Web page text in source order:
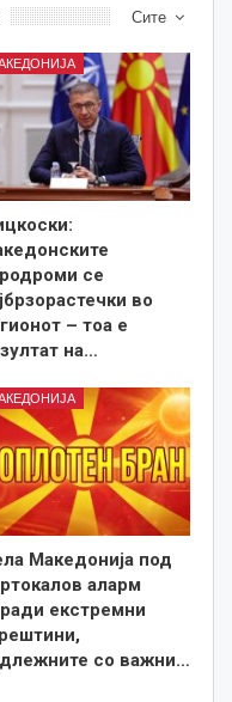
Сите
се
во
– тоа е
на…
Македонија под
аларм
екстремни
со важни…